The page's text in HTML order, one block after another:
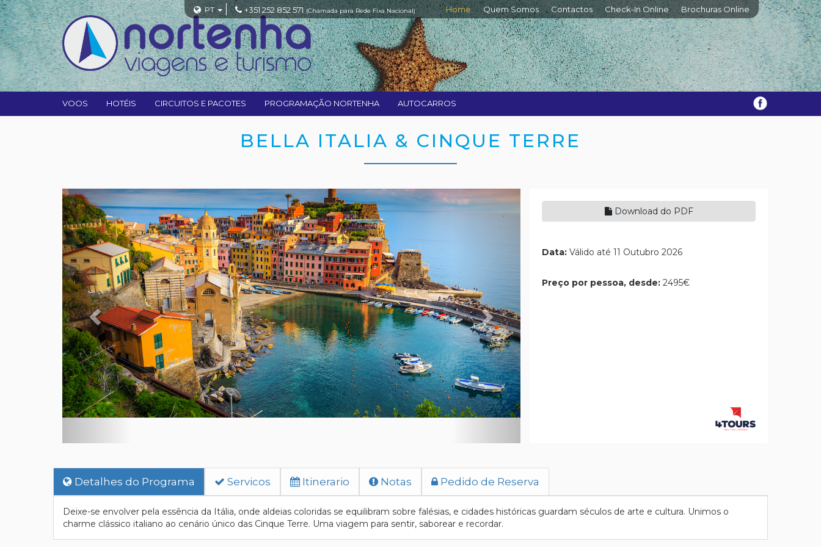
PT +351 252 852 571 (Chamada para Rede Fixa Nacional) Home Quem Somos Contactos Check-In Online Brochuras Online
VOOS HOTÉIS CIRCUITOS E PACOTES PROGRAMAÇÃO NORTENHA AUTOCARROS
BELLA ITALIA & CINQUE TERRE
Previous Next
Download do PDF
Data: Válido até 11 Outubro 2026
Preço por pessoa, desde: 2495€
Detalhes do Programa Servicos Itinerario Notas Pedido de Reserva
Deixe-se envolver pela essência da Itália, onde aldeias coloridas se equilibram sobre falésias, e cidades históricas guardam séculos de arte e cultura. Unimos o
charme clássico italiano ao cenário único das Cinque Terre. Uma viagem para sentir, saborear e recordar.